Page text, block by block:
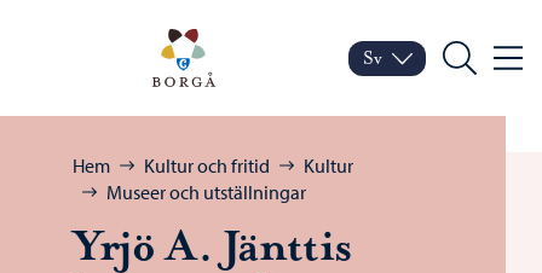
Porvoo – Gå till
Byt språk
Nuvarande språk:
Sv
Sök Meny
Bläddra:
Hem Kultur och fritid
Kultur
Museer och utställningar
Yrjö A. Jänttis